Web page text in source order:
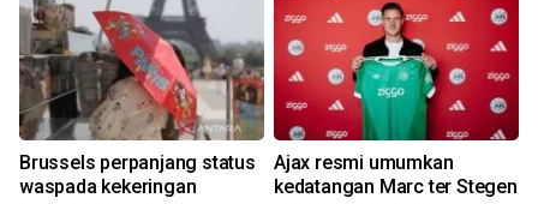
Brussels perpanjang status
waspada kekeringan
Ajax resmi umumkan
kedatangan Marc ter Stegen